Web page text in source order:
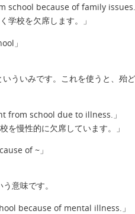
school because of family issues.
学校を欠席します。」
」
ういみです。これを使うと、殆
from school due to illness.」
を慢性的に欠席しています。」
of ~」
意味です。
because of mental illness.」